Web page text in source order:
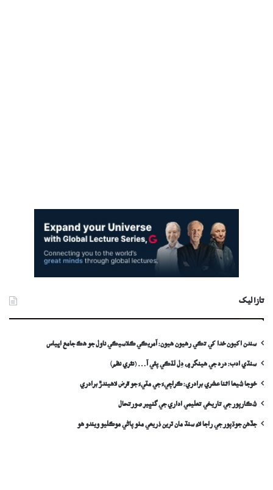
تازا ليک
سندن اکيون خدا کي تڪي رهيون هيون: آمريڪي ڪلاسيڪي ناول جو هڪ جامع اڀياس
سنڌي ادب: درد جي ھينگر ۾، دِل لٽڪي پئي آ… (نثري نظم)
خوجا شيعا اثنا عشري برادري: ڪراچيءَ جي مٽيءَ جو قرض لاھيندڙ برادري
شڪارپور جي تاريخي تعليمي اداري جي گنڀير صورتحال
جڏهن جوڌپور جي راجا لاءِ سنڌ مان ٽرين ذريعي مٺو پاڻي موڪليو ويندو ھو